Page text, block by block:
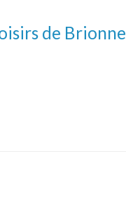
de Brionne